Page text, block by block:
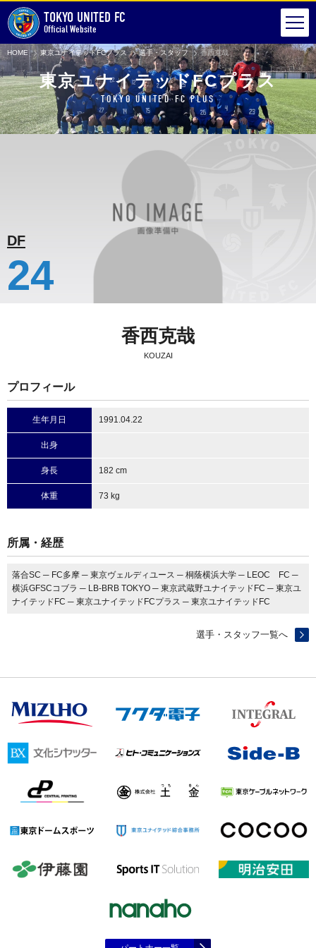
TOKYO UNITED FC
Official Website
HOME 東京ユナイテッドFCプラス 選手・スタッフ 香西克哉
東京ユナイテッドFCプラス
TOKYO UNITED FC PLUS
DF
24
香西克哉
KOUZAI
プロフィール
生年月日 1991.04.22
出身
身長 182 cm
体重 73 kg
所属・経歴
落合SC ─ FC多摩 ─ 東京ヴェルディユース ─ 桐蔭横浜大学 ─ LEOC FC ─
横浜GFSCコブラ ─ LB-BRB TOKYO ─ 東京武蔵野ユナイテッドFC ─ 東京ユ
ナイテッドFC ─ 東京ユナイテッドFCプラス ─ 東京ユナイテッドFC
選手・スタッフ一覧へ